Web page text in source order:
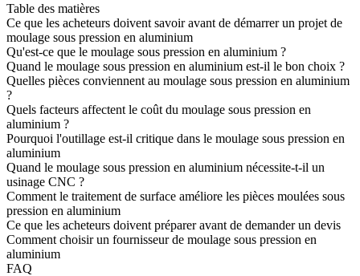
Table des matières
Ce que les acheteurs doivent savoir avant de démarrer un projet de
moulage sous pression en aluminium
Qu'est-ce que le moulage sous pression en aluminium ?
Quand le moulage sous pression en aluminium est-il le bon choix ?
Quelles pièces conviennent au moulage sous pression en aluminium
?
Quels facteurs affectent le coût du moulage sous pression en
aluminium ?
Pourquoi l'outillage est-il critique dans le moulage sous pression en
aluminium
Quand le moulage sous pression en aluminium nécessite-t-il un
usinage CNC ?
Comment le traitement de surface améliore les pièces moulées sous
pression en aluminium
Ce que les acheteurs doivent préparer avant de demander un devis
Comment choisir un fournisseur de moulage sous pression en
aluminium
FAQ